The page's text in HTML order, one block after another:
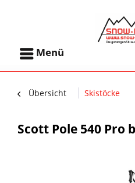
Menü
Übersicht Skistöcke
Scott Pole 540 Pro